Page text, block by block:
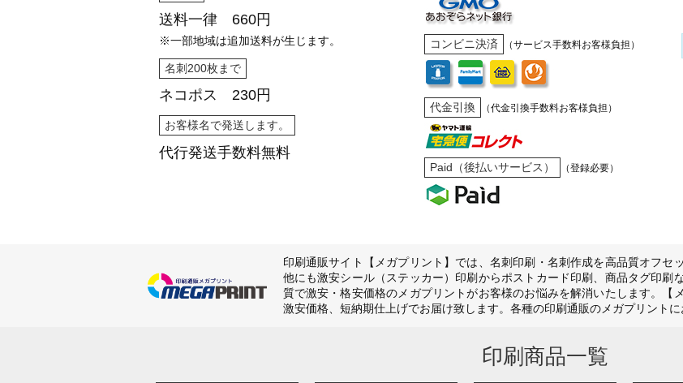
送料一律 660円
※一部地域は追加送料が生じます。
名刺200枚まで
ネコポス 230円
お客様名で発送します。
代行発送手数料無料
コンビニ決済 （サービス手数料お客様負担）
代金引換 （代金引換手数料お客様負担）
Paid（後払いサービス） （登録必要）
印刷通販サイト【メガプリント】では、名刺印刷・名刺作成を高品質オフセ
他にも激安シール（ステッカー）印刷からポストカード印刷、商品タグ印刷
質で激安・格安価格のメガプリントがお客様のお悩みを解消いたします。【
激安価格、短納期仕上げでお届け致します。各種の印刷通販のメガプリントに
印刷商品一覧